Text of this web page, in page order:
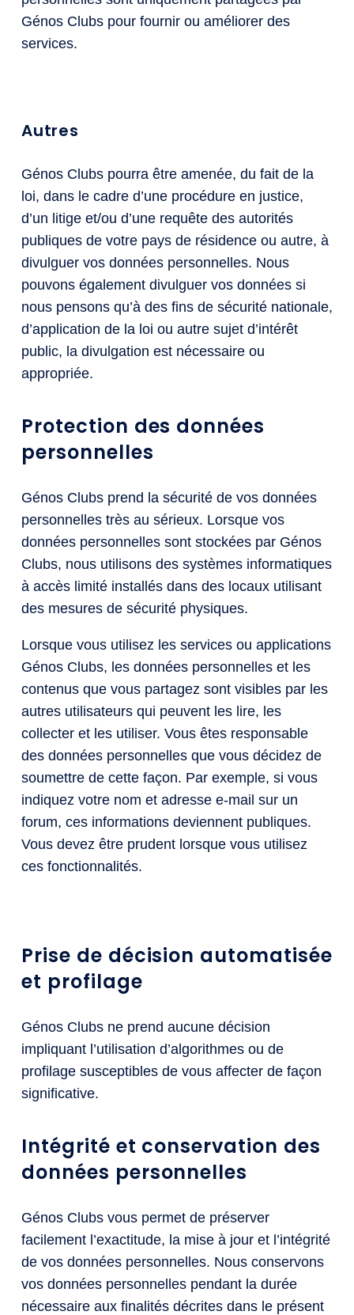
Génos Clubs pour fournir ou améliorer des
services.
Autres
Génos Clubs pourra être amenée, du fait de la
loi, dans le cadre d’une procédure en justice,
d’un litige et/ou d’une requête des autorités
publiques de votre pays de résidence ou autre, à
divulguer vos données personnelles. Nous
pouvons également divulguer vos données si
nous pensons qu’à des fins de sécurité nationale,
d’application de la loi ou autre sujet d’intérêt
public, la divulgation est nécessaire ou
appropriée.
Protection des données
personnelles
Génos Clubs prend la sécurité de vos données
personnelles très au sérieux. Lorsque vos
données personnelles sont stockées par Génos
Clubs, nous utilisons des systèmes informatiques
à accès limité installés dans des locaux utilisant
des mesures de sécurité physiques.
Lorsque vous utilisez les services ou applications
Génos Clubs, les données personnelles et les
contenus que vous partagez sont visibles par les
autres utilisateurs qui peuvent les lire, les
collecter et les utiliser. Vous êtes responsable
des données personnelles que vous décidez de
soumettre de cette façon. Par exemple, si vous
indiquez votre nom et adresse e-mail sur un
forum, ces informations deviennent publiques.
Vous devez être prudent lorsque vous utilisez
ces fonctionnalités.
Prise de décision automatisée
et profilage
Génos Clubs ne prend aucune décision
impliquant l’utilisation d’algorithmes ou de
profilage susceptibles de vous affecter de façon
significative.
Intégrité et conservation des
données personnelles
Génos Clubs vous permet de préserver
facilement l’exactitude, la mise à jour et l’intégrité
de vos données personnelles. Nous conservons
vos données personnelles pendant la durée
nécessaire aux finalités décrites dans le présent